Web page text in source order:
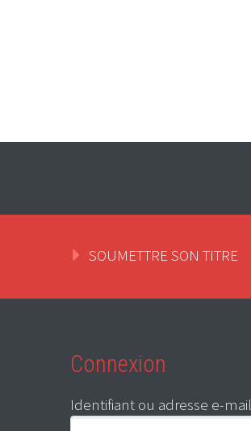
SOUMETTRE SON TITRE
Connexion
Identifiant ou adresse e-mail